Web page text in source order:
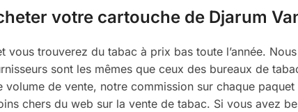
votre cartouche de Djarum
vous trouverez du tabac à prix bas toute l’année.
sont les mêmes que ceux des bureaux de
de vente, notre commission sur chaque
chers du web sur la vente de tabac. Si vous avez